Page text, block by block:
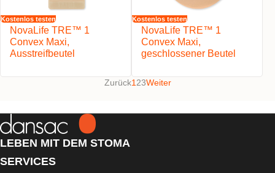
Kostenlos testen
NovaLife TRE™ 1
Convex Maxi,
Ausstreifbeutel
Kostenlos testen
NovaLife TRE™ 1
Convex Maxi,
geschlossener Beutel
Zurück1 23Weiter
LEBEN MIT DEM STOMA
SERVICES